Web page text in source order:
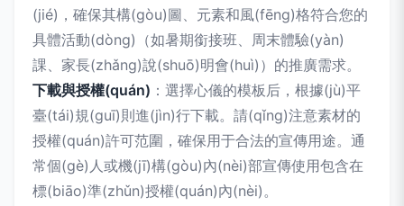
(jié)，確保其構(gòu)圖、元素和風(fēng)格符合您的
具體活動(dòng)（如暑期銜接班、周末體驗(yàn)
課、家長(zhǎng)說(shuō)明會(huì)）的推廣需求。
下載與授權(quán) ：選擇心儀的模板后，根據(jù)平
臺(tái)規(guī)則進(jìn)行下載。請(qǐng)注意素材的
授權(quán)許可范圍，確保用于合法的宣傳用途。通
常個(gè)人或機(jī)構(gòu)內(nèi)部宣傳使用包含在
標(biāo)準(zhǔn)授權(quán)內(nèi)。